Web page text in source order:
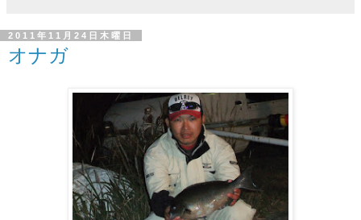
2011年11月24日木曜日
オナガ